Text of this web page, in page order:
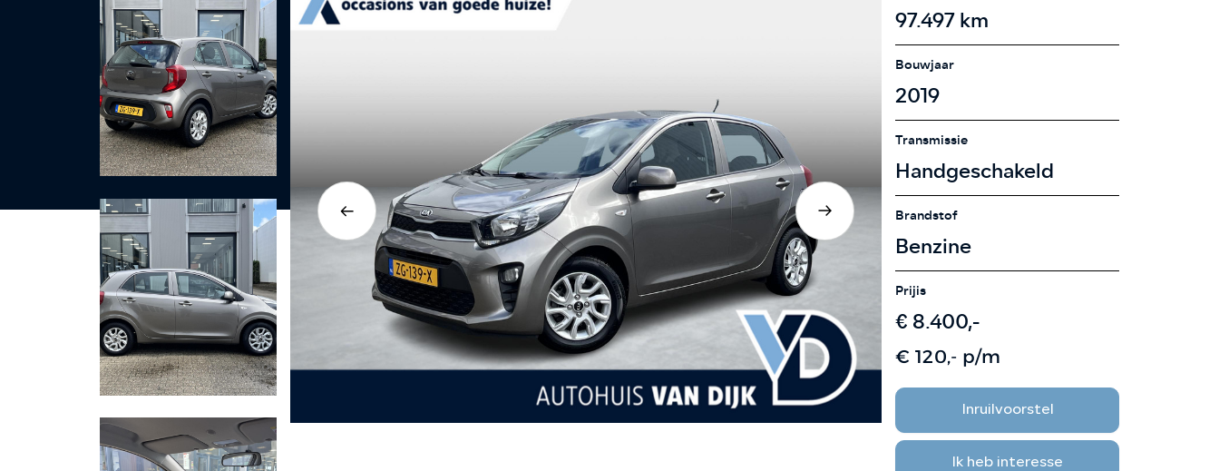
DIENSTEN
OVER ONS
VERKOCHT
CONTACT
97.497 km
Bouwjaar
2019
Transmissie
Handgeschakeld
Brandstof
Benzine
Prijis
€ 8.400,-
€ 120,- p/m
Inruilvoorstel
Ik heb interesse